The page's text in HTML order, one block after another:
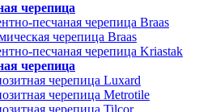
черепица
песчаная черепица Braas
черепица Braas
песчаная черепица Kriastak
черепица
черепица Luxard
черепица Metrotile
черепица Tilcor